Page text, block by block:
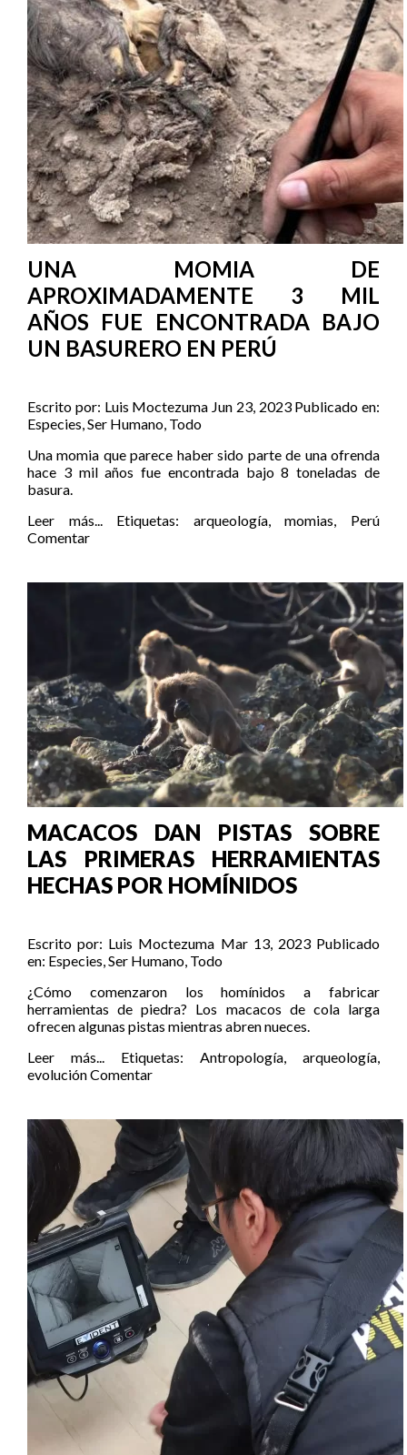
UNA MOMIA DE
APROXIMADAMENTE 3 MIL
AÑOS FUE ENCONTRADA BAJO
UN BASURERO EN PERÚ
Escrito por: Luis Moctezuma Jun 23, 2023 Publicado en:
Especies,Ser Humano, Todo
Una momia que parece haber sido parte de una ofrenda
hace 3 mil años fue encontrada bajo 8 toneladas de
basura.
Leer más...
Etiquetas: arqueología,momias, Perú
Comentar
MACACOS DAN PISTAS SOBRE
LAS PRIMERAS HERRAMIENTAS
HECHAS POR HOMÍNIDOS
Escrito por: Luis Moctezuma Mar 13, 2023 Publicado
en: Especies,Ser Humano, Todo
¿Cómo comenzaron los homínidos a fabricar
herramientas de piedra? Los macacos de cola larga
ofrecen algunas pistas mientras abren nueces.
Leer más...
Etiquetas: Antropología, arqueología,
evoluciónComentar